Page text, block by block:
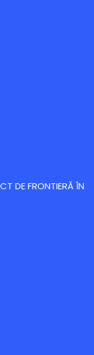
DE FRONTIERĂ ÎN